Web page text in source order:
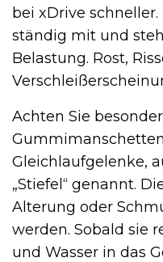
bei xDrive
ständig mit und
Belastung. Rost,
Achten Sie
Gleichlaufgelenke,
„Stiefel“ genannt.
Alterung oder
werden. Sobald sie
und Wasser in das